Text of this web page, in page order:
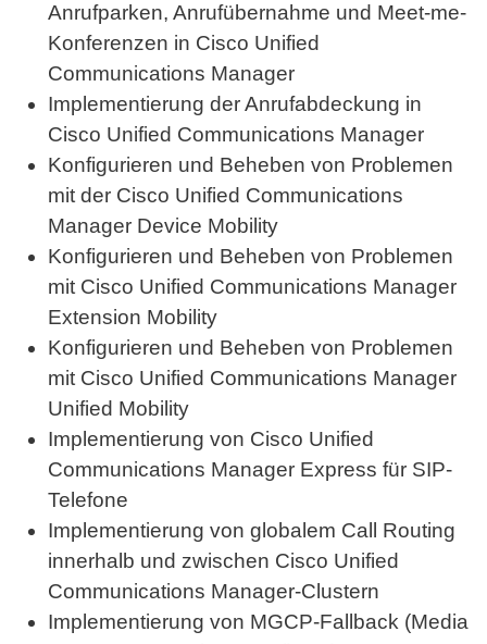
Anrufparken, Anrufübernahme und Meet-me-
Konferenzen in Cisco Unified
Communications Manager
Implementierung der Anrufabdeckung in
Cisco Unified Communications Manager
Konfigurieren und Beheben von Problemen
mit der Cisco Unified Communications
Manager Device Mobility
Konfigurieren und Beheben von Problemen
mit Cisco Unified Communications Manager
Extension Mobility
Konfigurieren und Beheben von Problemen
mit Cisco Unified Communications Manager
Unified Mobility
Implementierung von Cisco Unified
Communications Manager Express für SIP-
Telefone
Implementierung von globalem Call Routing
innerhalb und zwischen Cisco Unified
Communications Manager-Clustern
Implementierung von MGCP-Fallback (Media